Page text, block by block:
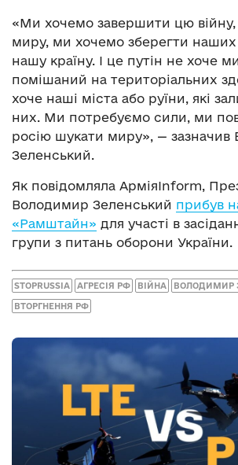
«Ми хочемо завершити цю
миру, ми хочемо зберегти
нашу країну. І це путін не хоче
помішаний на територіальних
хоче наші міста або руїни, які
них. Ми потребуємо сили, ми
росію шукати миру», — зазначив
Зеленський.
Як повідомляла АрміяInform,
Володимир Зеленський прибув
«Рамштайн» для участі в
групи з питань оборони України.
STOPRUSSIA АГРЕСІЯ РФ ВІЙНА ВОЛОДИМИР
ВТОРГНЕННЯ РФ